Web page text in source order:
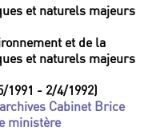
et naturels majeurs
et de la
et naturels majeurs
1991 - 2/4/1992)
Cabinet Brice
ministère